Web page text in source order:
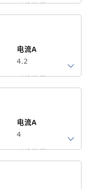
引线数量
4
80
电流A
4.2
引线数量
4
84
电流A
4
引线数量
4